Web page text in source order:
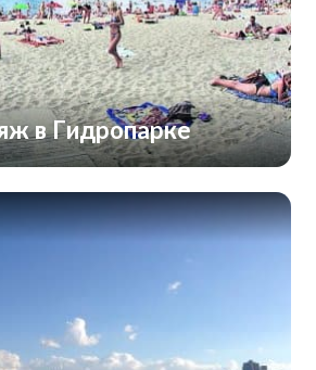
в Гидропарке